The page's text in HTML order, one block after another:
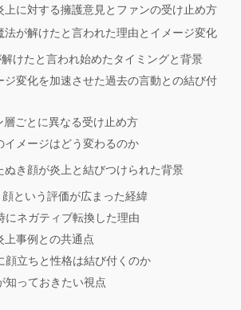
上に対する擁護意見とファンの受け止め方
法が解けたと言われた理由とイメージ変化
けたと言われ始めたタイミングと背景
ジ変化を加速させた過去の言動との結び付
層ごとに異なる受け止め方
イメージはどう変わるのか
ぬき顔が炎上と結びつけられた背景
顔という評価が広まった経緯
にネガティブ転換した理由
上事例との共通点
顔立ちと性格は結び付くのか
知っておきたい視点